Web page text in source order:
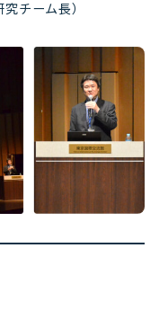
チーム長）